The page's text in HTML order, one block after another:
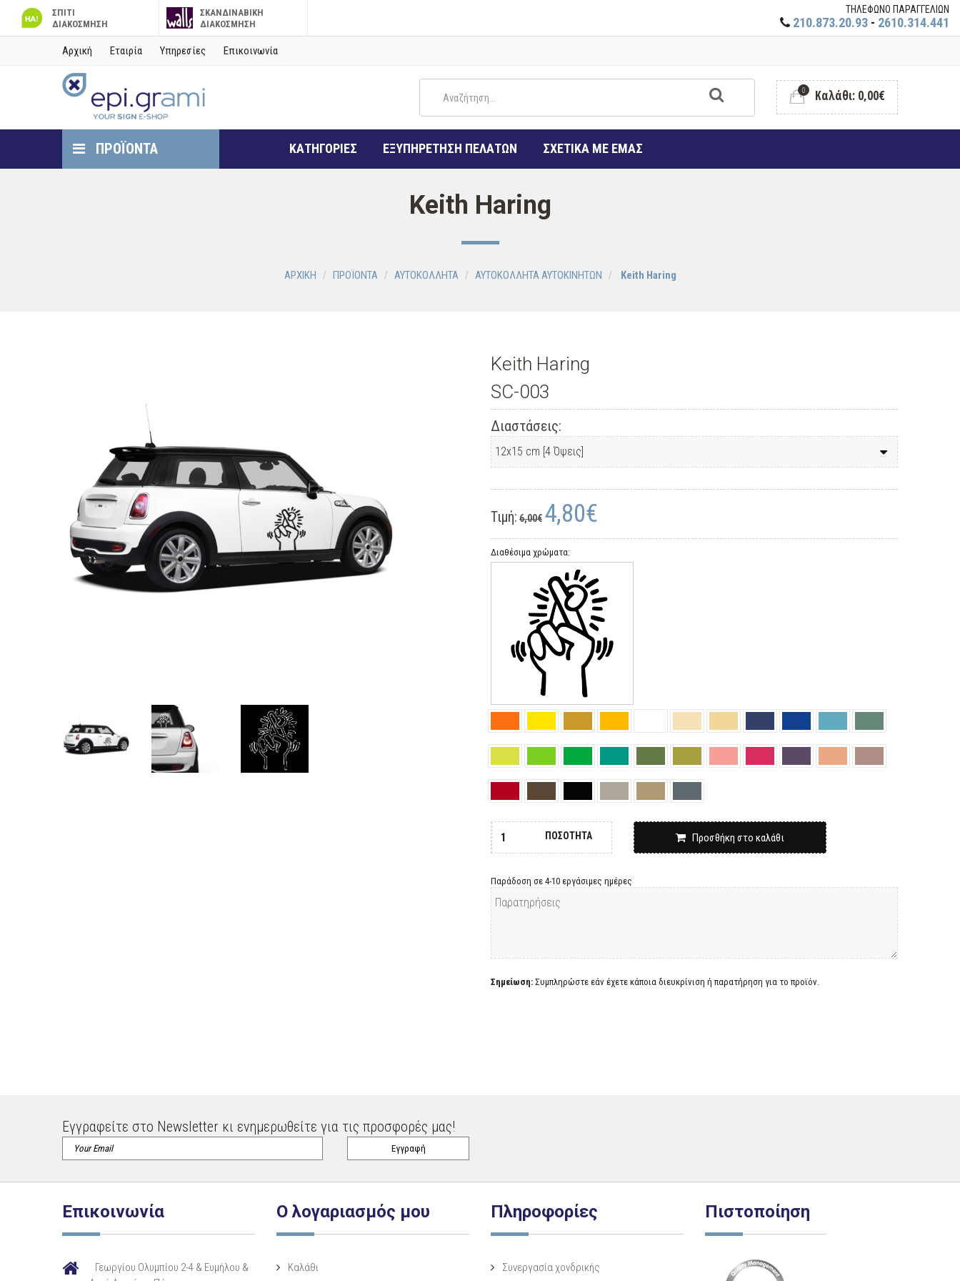
ΣΠΙΤΙ
ΔΙΑΚΟΣΜΗΣΗ
ΣΚΑΝΔΙΝΑΒΙΚΗ
ΔΙΑΚΟΣΜΗΣΗ
ΤΗΛΕΦΩΝΟ ΠΑΡΑΓΓΕΛΙΩΝ
210.873.20.93 - 2610.314.441
Αρχική Εταιρία Υπηρεσίες Επικοινωνία
0 Καλάθι: 0,00€
ΠΡΟΪΟΝΤΑ ΚΑΤΗΓΟΡΙΕΣ ΕΞΥΠΗΡΕΤΗΣΗ ΠΕΛΑΤΩΝ ΣΧΕΤΙΚΑ ΜΕ ΕΜΑΣ
Keith Haring
ΑΡΧΙΚΗ ΠΡΟΪΟΝΤΑ ΑΥΤΟΚΟΛΛΗΤΑ ΑΥΤΟΚΟΛΛΗΤΑ ΑΥΤΟΚΙΝΗΤΩΝ Keith Haring
Keith Haring
SC-003
Διαστάσεις:
Τιμή: 6,00€ 4,80€
Διαθέσιμα χρώματα:
ΠΟΣΟΤΗΤΑ Προσθήκη στο καλάθι
Παράδοση σε 4-10 εργάσιμες ημέρες
Σημείωση: Συμπληρώστε εάν έχετε κάποια διευκρίνιση ή παρατήρηση για το προϊόν.
Εγγραφείτε στο Newsletter κι ενημερωθείτε για τις προσφορές μας!
Επικοινωνία
Γεωργίου Ολυμπίου 2-4 & Ευμήλου &
Ο λογαριασμός μου
Καλάθι
Πληροφορίες
Συνεργασία χονδρικής
Πιστοποίηση